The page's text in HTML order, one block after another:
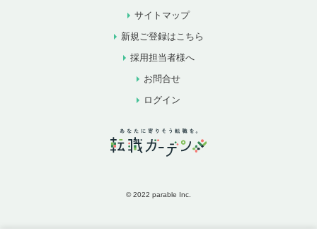
サイトマップ
新規ご登録はこちら
採用担当者様へ
お問合せ
ログイン
© 2022 parable Inc.